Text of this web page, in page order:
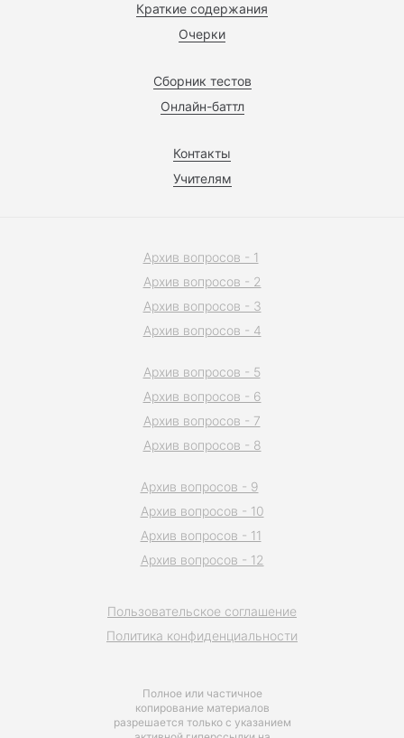
Краткие содержания
Очерки
Сборник тестов
Онлайн-баттл
Контакты
Учителям
Полное или частичное
копирование материалов
разрешается только с указанием
Пользовательское соглашение
Политика конфиденциальности
Архив вопросов - 1
Архив вопросов - 2
Архив вопросов - 3
Архив вопросов - 4
Архив вопросов - 5
Архив вопросов - 6
Архив вопросов - 7
Архив вопросов - 8
Архив вопросов - 9
Архив вопросов - 10
Архив вопросов - 11
Архив вопросов - 12